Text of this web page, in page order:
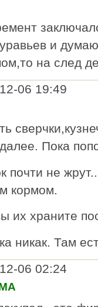
и
на след
06 19:49
Пока
почти не
кормом.
их храните
никак. Там
06 02:24